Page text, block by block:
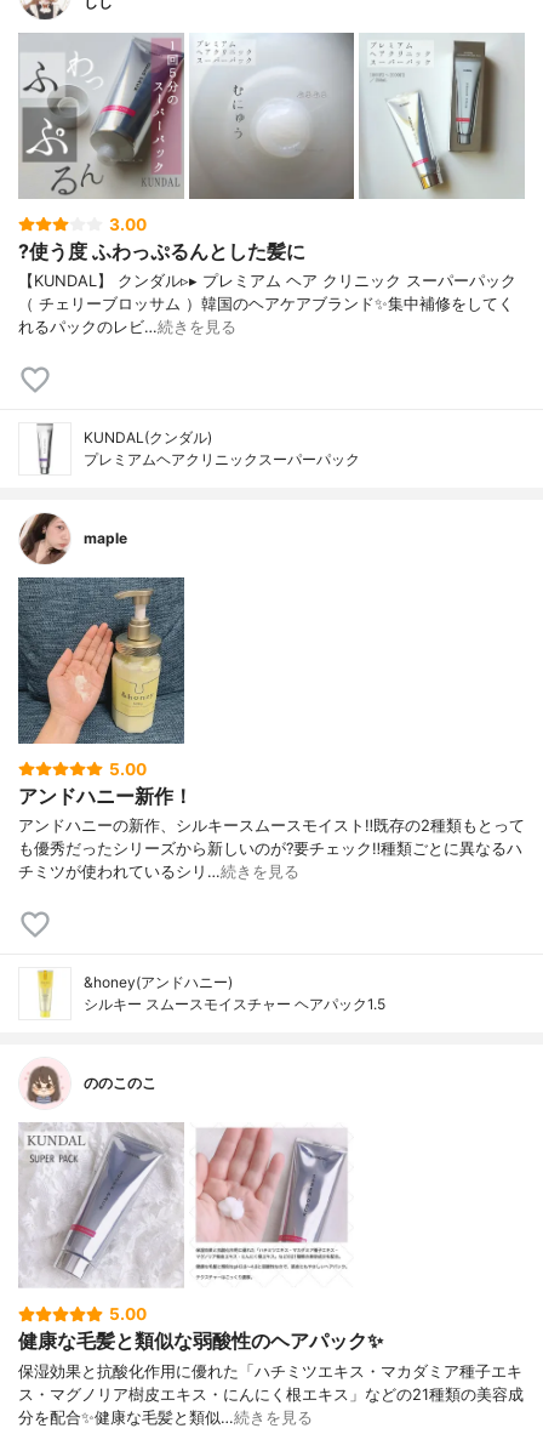
3.00
?使う度 ふわっぷるんとした髪に
【KUNDAL】 クンダル▹▸ プレミアム ヘア クリニック スーパーパック
（ チェリーブロッサム ）韓国のヘアケアブランド✨集中補修をしてく
れるパックのレビ…続きを見る
KUNDAL(クンダル)
プレミアムヘアクリニックスーパーパック
maple
5.00
アンドハニー新作！
アンドハニーの新作、シルキースムースモイスト‼️既存の2種類もとって
も優秀だったシリーズから新しいのが?要チェック‼️種類ごとに異なるハ
チミツが使われているシリ…続きを見る
&honey(アンドハニー)
シルキー スムースモイスチャー ヘアパック1.5
ののこのこ
5.00
健康な毛髪と類似な弱酸性のヘアパック✨
保湿効果と抗酸化作用に優れた「ハチミツエキス・マカダミア種子エキ
ス・マグノリア樹皮エキス・にんにく根エキス」などの21種類の美容成
分を配合✨ 健康な毛髪と類似…続きを見る